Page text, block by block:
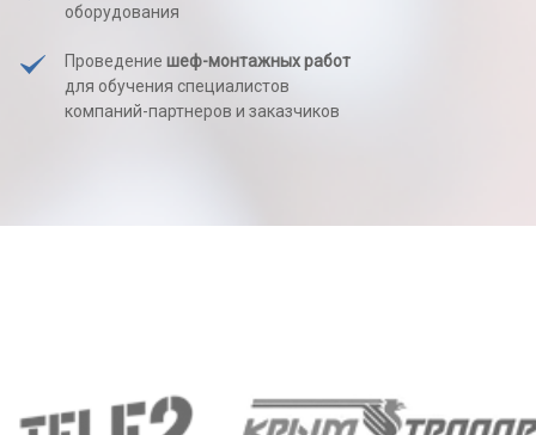
оборудования
Проведение шеф-монтажных работ
для обучения специалистов
компаний-партнеров и заказчиков